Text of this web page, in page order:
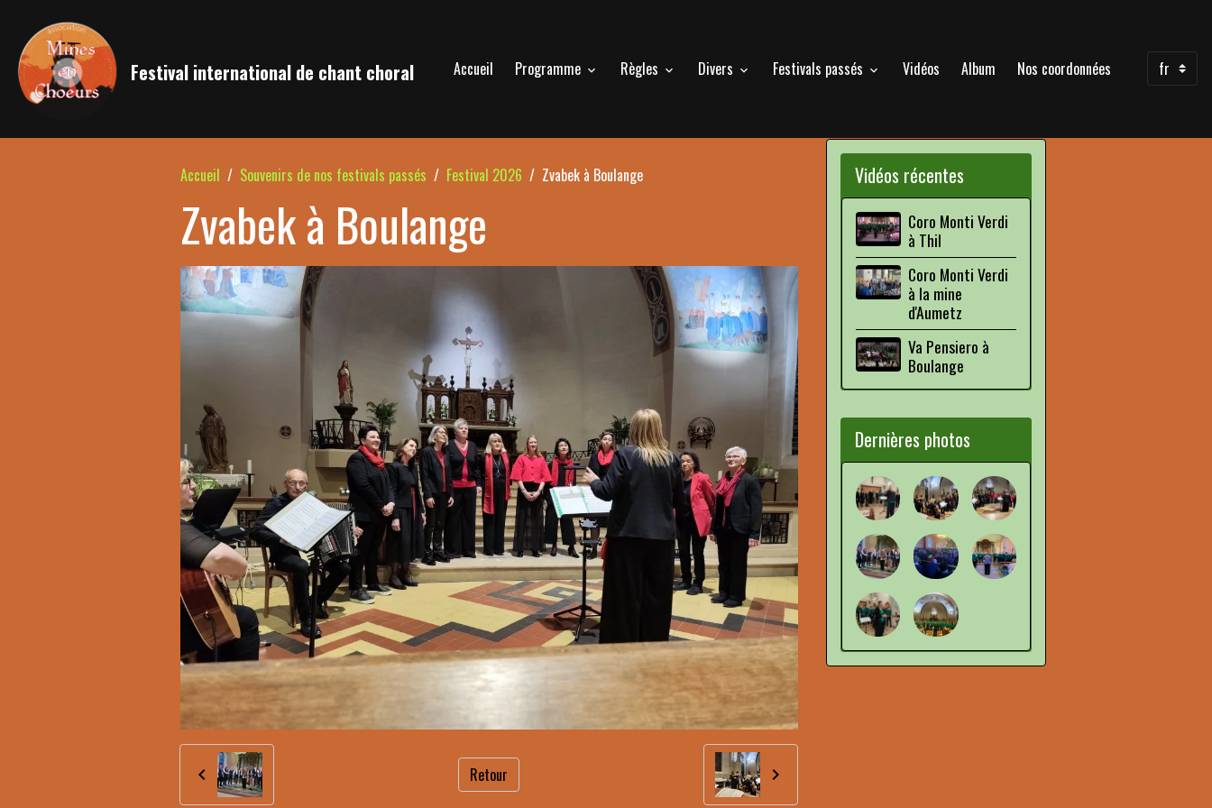
Festival international de chant choral Accueil Programme Règles Divers Festivals passés Vidéos Album Nos coordonnées
Accueil Souvenirs de nos festivals passés Festival 2026 Zvabek à Boulange
Zvabek à Boulange
Retour
Vidéos récentes
Coro Monti Verdi
à Thil
Coro Monti Verdi
à la mine
d'Aumetz
Va Pensiero à
Boulange
Dernières photos